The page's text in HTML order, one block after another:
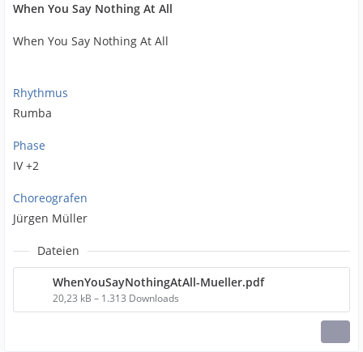
When You Say Nothing At All
When You Say Nothing At All
Rhythmus
Rumba
Phase
IV +2
Choreografen
Jürgen Müller
Dateien
WhenYouSayNothingAtAll-Mueller.pdf
20,23 kB – 1.313 Downloads